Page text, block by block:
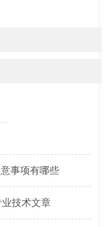
事项有哪些
技术文章